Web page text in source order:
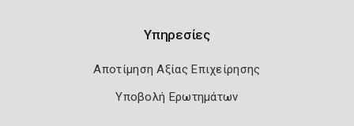
Υπηρεσίες
Αποτίμηση Αξίας Επιχείρησης
Υποβολή Ερωτημάτων